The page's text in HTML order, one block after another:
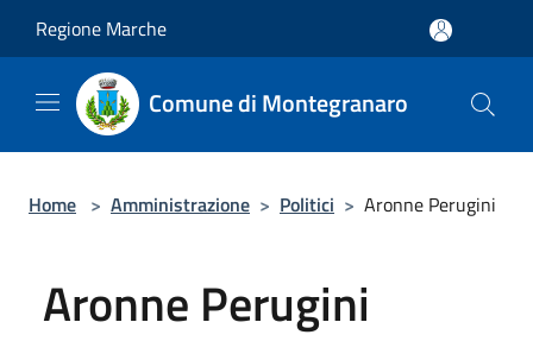
Regione Marche
Comune di Montegranaro
Home > Amministrazione > Politici > Aronne Perugini
Aronne Perugini